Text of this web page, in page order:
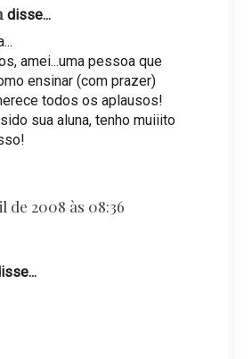
disse...
amei...uma pessoa que
ensinar (com prazer)
todos os aplausos!
sua aluna, tenho muiiito
de 2008 às 08:36